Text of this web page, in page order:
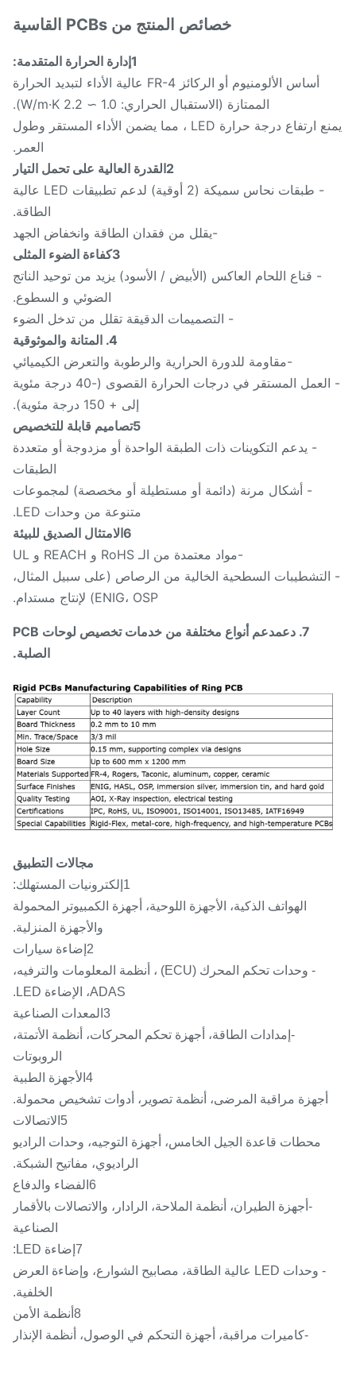
خصائص المنتج من PCBs القاسية
أساس الألومنيوم أو الركائز FR-4 عالية الأداء لتبديد الحرارة
الممتازة (الاستقبال الحراري: 1.0 ∼ 2.2 W/m·K).
يمنع ارتفاع درجة حرارة LED ، مما يضمن الأداء المستقر وطول
العمر.
- طبقات نحاس سميكة (2 أوقية) لدعم تطبيقات LED عالية
الطاقة.
-يقلل من فقدان الطاقة وانخفاض الجهد
- قناع اللحام العاكس (الأبيض / الأسود) يزيد من توحيد الناتج
الضوئي و السطوع.
- التصميمات الدقيقة تقلل من تدخل الضوء
-مقاومة للدورة الحرارية والرطوبة والتعرض الكيميائي
- العمل المستقر في درجات الحرارة القصوى (-40 درجة مئوية
إلى + 150 درجة مئوية).
- يدعم التكوينات ذات الطبقة الواحدة أو مزدوجة أو متعددة
الطبقات
- أشكال مرنة (دائمة أو مستطيلة أو مخصصة) لمجموعات
متنوعة من وحدات LED.
-مواد معتمدة من الـ RoHS و REACH و UL
السطحية الخالية من الرصاص (على سبيل المثال،
ENIG، OSP) لإنتاج مستدام.
دعم أنواع مختلفة من خدمات تخصيص لوحات PCB
الصلبة.
مجالات التطبيق
الهواتف الذكية، الأجهزة اللوحية، أجهزة الكمبيوتر المحمولة
والأجهزة المنزلية.
- وحدات تحكم المحرك (ECU) ، أنظمة المعلومات والترفيه،
ADAS، الإضاءة LED.
-إمدادات الطاقة، أجهزة تحكم المحركات، أنظمة الأتمتة،
الروبوتات
أجهزة مراقبة المرضى، أنظمة تصوير، أدوات تشخيص محمولة.
محطات قاعدة الجيل الخامس، أجهزة التوجيه، وحدات الراديو
الراديوي، مفاتيح الشبكة.
-أجهزة الطيران، أنظمة الملاحة، الرادار، والاتصالات بالأقمار
الصناعية
- وحدات LED عالية الطاقة، مصابيح الشوارع، وإضاءة العرض
الخلفية.
-كاميرات مراقبة، أجهزة التحكم في الوصول، أنظمة الإنذار